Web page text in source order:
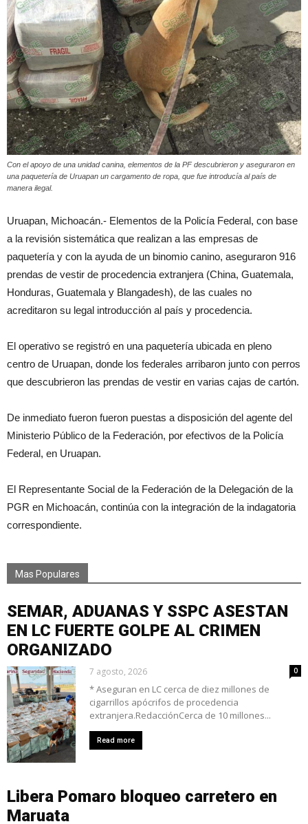
Con el apoyo de una unidad canina, elementos de la PF descubrieron y aseguraron en
una paquetería de Uruapan un cargamento de ropa, que fue introducía al país de
manera ilegal.
Uruapan, Michoacán.- Elementos de la Policía Federal, con base
a la revisión sistemática que realizan a las empresas de
paquetería y con la ayuda de un binomio canino, aseguraron 916
prendas de vestir de procedencia extranjera (China, Guatemala,
Honduras, Guatemala y Blangadesh), de las cuales no
acreditaron su legal introducción al país y procedencia.
El operativo se registró en una paquetería ubicada en pleno
centro de Uruapan, donde los federales arribaron junto con perros
que descubrieron las prendas de vestir en varias cajas de cartón.
De inmediato fueron fueron puestas a disposición del agente del
Ministerio Público de la Federación, por efectivos de la Policía
Federal, en Uruapan.
El Representante Social de la Federación de la Delegación de la
PGR en Michoacán, continúa con la integración de la indagatoria
correspondiente.
Mas Populares
SEMAR, ADUANAS Y SSPC ASESTAN
EN LC FUERTE GOLPE AL CRIMEN
ORGANIZADO
7 agosto, 2026 0
* Aseguran en LC cerca de diez millones de
cigarrillos apócrifos de procedencia
extranjera.RedacciónCerca de 10 millones...
Read more
Libera Pomaro bloqueo carretero en
Maruata